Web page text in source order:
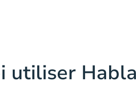
utiliser